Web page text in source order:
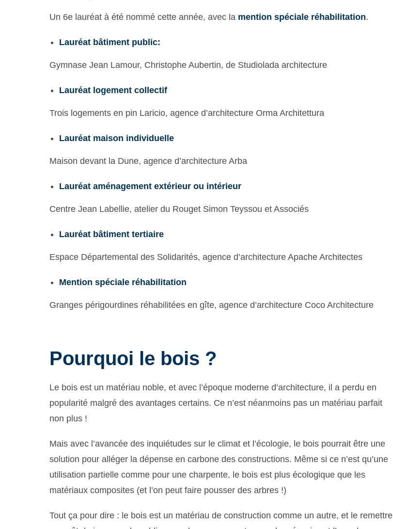
Un 6e lauréat à été nommé cette année, avec la mention spéciale réhabilitation.
Lauréat bâtiment public:
Gymnase Jean Lamour, Christophe Aubertin, de Studiolada architecture
Lauréat logement collectif
Trois logements en pin Laricio, agence d’architecture Orma Architettura
Lauréat maison individuelle
Maison devant la Dune, agence d’architecture Arba
Lauréat aménagement extérieur ou intérieur
Centre Jean Labellie, atelier du Rouget Simon Teyssou et Associés
Lauréat bâtiment tertiaire
Espace Départemental des Solidarités, agence d’architecture Apache Architectes
Mention spéciale réhabilitation
Granges périgourdines réhabilitées en gîte, agence d’architecture Coco Architecture
Pourquoi le bois ?
Le bois est un matériau noble, et avec l’époque moderne d’architecture, il a perdu en
popularité malgré des avantages certains. Ce n’est néanmoins pas un matériau parfait
non plus !
Mais avec l’avancée des inquiétudes sur le climat et l’écologie, le bois pourrait être une
solution pour alléger la dépense en carbone des constructions. Même si ce n’est qu’une
utilisation partielle comme pour une charpente, le bois est plus écologique que les
matériaux composites (et l’on peut faire pousser des arbres !)
Tout ça pour dire : le bois est un matériau de construction comme un autre, et le remettre